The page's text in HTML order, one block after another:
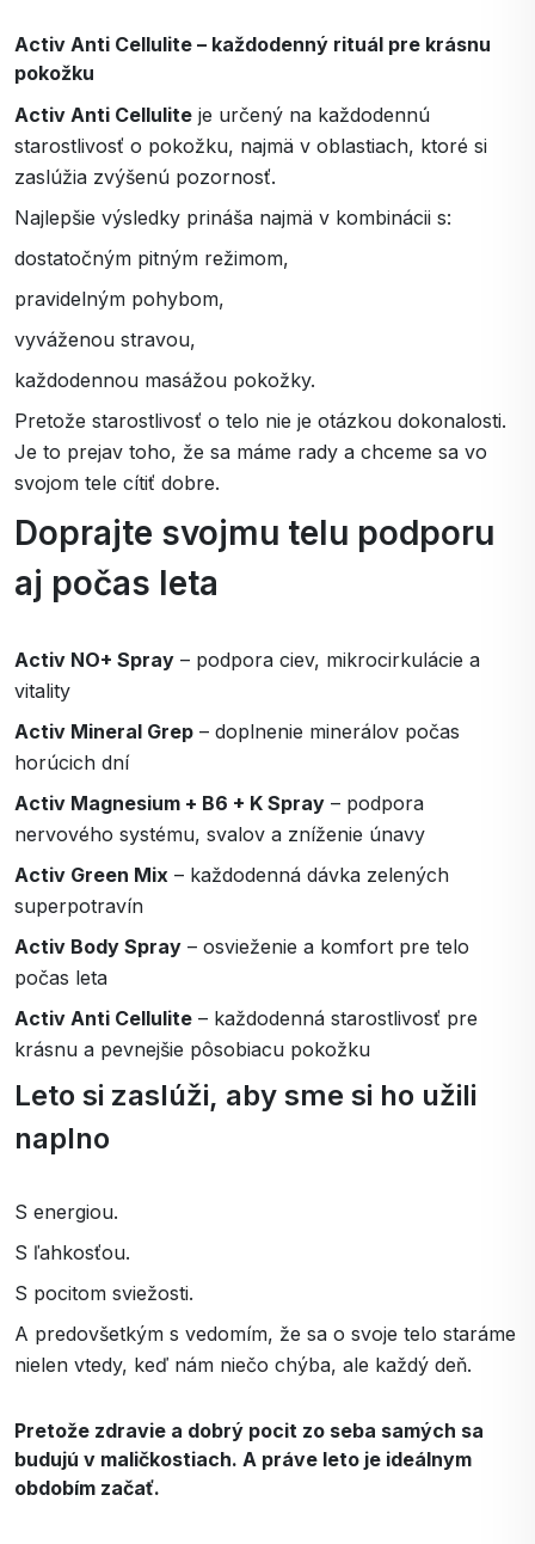
Activ Anti Cellulite – každodenný rituál pre krásnu
pokožku
Activ Anti Cellulite je určený na každodennú
starostlivosť o pokožku, najmä v oblastiach, ktoré si
zaslúžia zvýšenú pozornosť.
Najlepšie výsledky prináša najmä v kombinácii s:
dostatočným pitným režimom,
pravidelným pohybom,
vyváženou stravou,
každodennou masážou pokožky.
Pretože starostlivosť o telo nie je otázkou dokonalosti.
Je to prejav toho, že sa máme rady a chceme sa vo
svojom tele cítiť dobre.
Doprajte svojmu telu podporu
aj počas leta
Activ NO+ Spray – podpora ciev, mikrocirkulácie a
vitality
Activ Mineral Grep – doplnenie minerálov počas
horúcich dní
Activ Magnesium + B6 + K Spray – podpora
nervového systému, svalov a zníženie únavy
Activ Green Mix – každodenná dávka zelených
superpotravín
Activ Body Spray – osvieženie a komfort pre telo
počas leta
Activ Anti Cellulite – každodenná starostlivosť pre
krásnu a pevnejšie pôsobiacu pokožku
Leto si zaslúži, aby sme si ho užili
naplno
S energiou.
S ľahkosťou.
S pocitom sviežosti.
A predovšetkým s vedomím, že sa o svoje telo staráme
nielen vtedy, keď nám niečo chýba, ale každý deň.
Pretože zdravie a dobrý pocit zo seba samých sa
budujú v maličkostiach. A práve leto je ideálnym
obdobím začať.